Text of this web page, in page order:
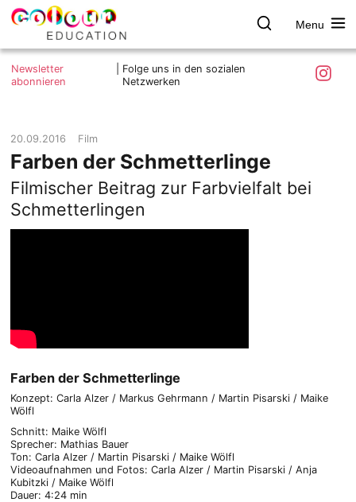
Skip
colour.education
Farbe
entdecken
Menu
Was ist colour.education?
Ziele und Mitmachen
Impressum
Datenschutzerklärung
Newsletter
abonnieren
Folge uns in den sozialen
Netzwerken
20.09.2016 Film
Farben der Schmetterlinge
Filmischer Beitrag zur Farbvielfalt bei
Schmetterlingen
Farben der Schmetterlinge
Konzept: Carla Alzer / Markus Gehrmann / Martin Pisarski / Maike
Wölfl
Schnitt: Maike Wölfl
Sprecher: Mathias Bauer
Ton: Carla Alzer / Martin Pisarski / Maike Wölfl
Videoaufnahmen und Fotos: Carla Alzer / Martin Pisarski / Anja
Kubitzki / Maike Wölfl
Dauer: 4:24 min